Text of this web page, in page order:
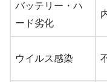
バッテリー・ハ
ード劣化
ウイルス感染